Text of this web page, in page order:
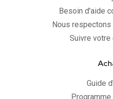
Besoin d'aide
Nous
Suivre
Guide